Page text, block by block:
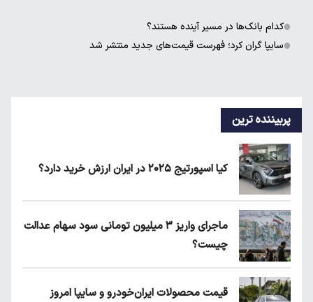
کدام بانک‌ها در مسیر آینده هستند؟
سایپا گران کرد؛ فهرست قیمت‌های جدید منتشر شد
پربیننده ترین
کیا اسپورتیج ۲۰۲۵ در ایران ارزش خرید دارد؟
ماجرای واریز ۳ میلیون تومانی سود سهام عدالت
چیست؟
قیمت محصولات ایران‌خودرو و سایپا امروز